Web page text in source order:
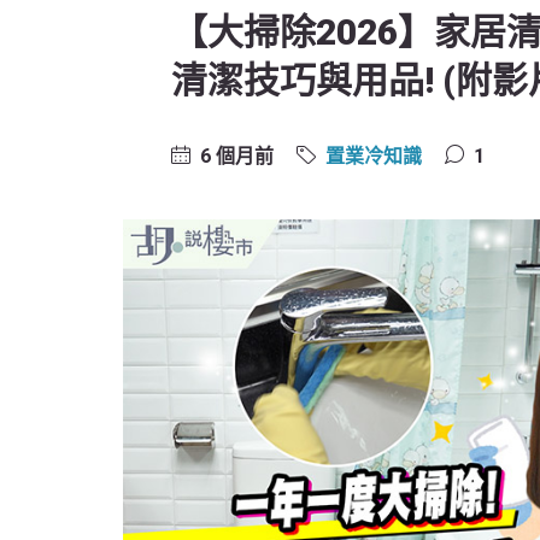
【大掃除2026】家居
清潔技巧與用品! (附影
6 個月前 置業冷知識 1